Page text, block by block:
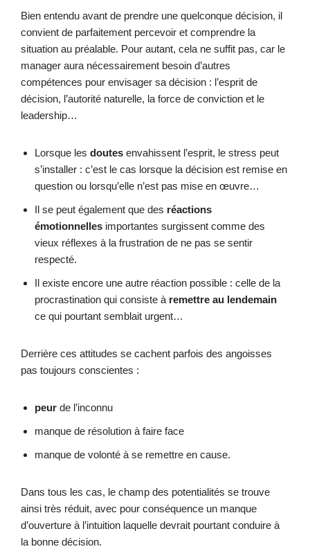
Bien entendu avant de prendre une quelconque décision, il
convient de parfaitement percevoir et comprendre la
situation au préalable. Pour autant, cela ne suffit pas, car le
manager aura nécessairement besoin d’autres
compétences pour envisager sa décision : l’esprit de
décision, l’autorité naturelle, la force de conviction et le
leadership…
Lorsque les doutes envahissent l’esprit, le stress peut
s’installer : c’est le cas lorsque la décision est remise en
question ou lorsqu’elle n’est pas mise en œuvre…
Il se peut également que des réactions
émotionnelles importantes surgissent comme des
vieux réflexes à la frustration de ne pas se sentir
respecté.
Il existe encore une autre réaction possible : celle de la
procrastination qui consiste à remettre au lendemain
ce qui pourtant semblait urgent…
Derrière ces attitudes se cachent parfois des angoisses
pas toujours conscientes :
peur de l’inconnu
manque de résolution à faire face
manque de volonté à se remettre en cause.
Dans tous les cas, le champ des potentialités se trouve
ainsi très réduit, avec pour conséquence un manque
d’ouverture à l’intuition laquelle devrait pourtant conduire à
la bonne décision.